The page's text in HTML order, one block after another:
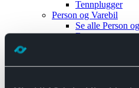
Tennplugger
Person og Varebil
Se alle Person
Brems
Motor og